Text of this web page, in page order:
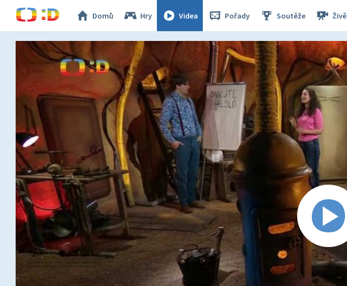
Domů Hry Videa Pořady Soutěže Živě